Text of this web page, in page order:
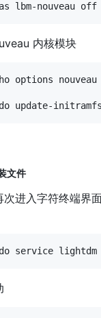
内核模块
options
文件
次进入字符终端界